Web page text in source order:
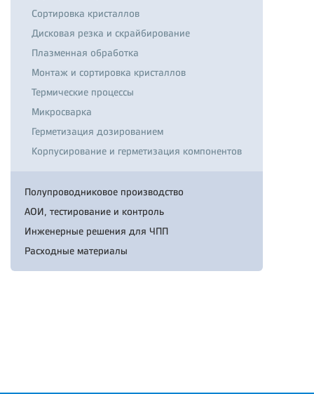
Сортировка кристаллов
Дисковая резка и скрайбирование
Плазменная обработка
Монтаж и сортировка кристаллов
Термические процессы
Микросварка
Герметизация дозированием
Корпусирование и герметизация компонентов
Полупроводниковое производство
АОИ, тестирование и контроль
Инженерные решения для ЧПП
Расходные материалы